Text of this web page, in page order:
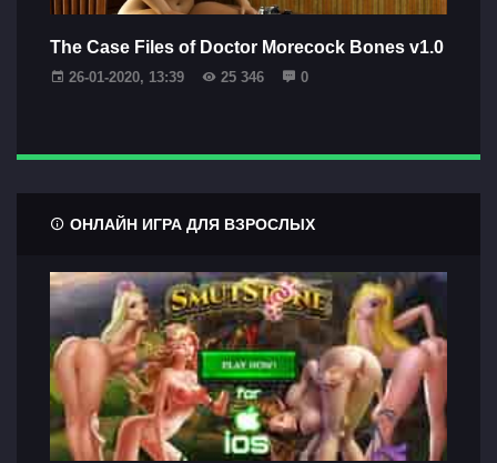
The Case Files of Doctor Morecock Bones v1.0
26-01-2020, 13:39 25 346 0
ОНЛАЙН ИГРА ДЛЯ ВЗРОСЛЫХ